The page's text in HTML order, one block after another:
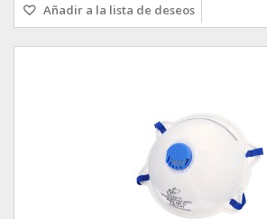
Añadir a la lista de deseos